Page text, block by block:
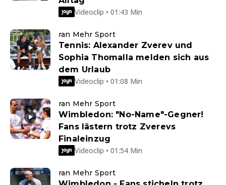
Videoclip • 01:43 Min
ran Mehr Sport
Tennis: Alexander Zverev und
Sophia Thomalla melden sich aus
dem Urlaub
Videoclip • 01:08 Min
ran Mehr Sport
Wimbledon: "No-Name"-Gegner!
Fans lästern trotz Zverevs
Finaleinzug
Videoclip • 01:54 Min
ran Mehr Sport